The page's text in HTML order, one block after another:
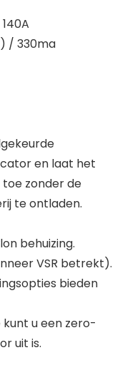
/ 330ma
en laat het
zonder de
te ontladen.
behuizing.
VSR betrekt).
bieden
u een zero-
uit is.